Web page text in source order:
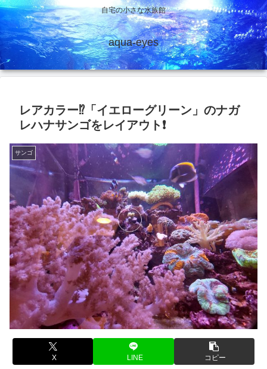
自宅の小さな水族館
aqua-eyes
レアカラー⁉️「イエローグリーン」のナガ
レハナサンゴをレイアウト❗
サンゴ
X LINE コピー